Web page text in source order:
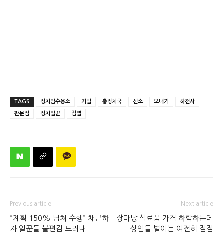
TAGS 정치범수용소 기밀 총정치국 신소 모내기 하전사
판문점 정치일꾼 검열
Previous article
“계획 150% 넘쳐 수행” 채근하
자 일꾼들 불편감 드러내
Next article
장마당 식료품 가격 하락하는데
상인들 벌이는 여전히 잠잠